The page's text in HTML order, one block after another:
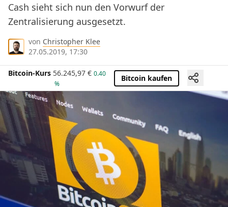
Cash sieht sich nun den Vorwurf der
Zentralisierung ausgesetzt.
von Christopher Klee
27.05.2019, 17:30
Bitcoin-Kurs 56.245,97 € 0.40
%
Bitcoin kaufen